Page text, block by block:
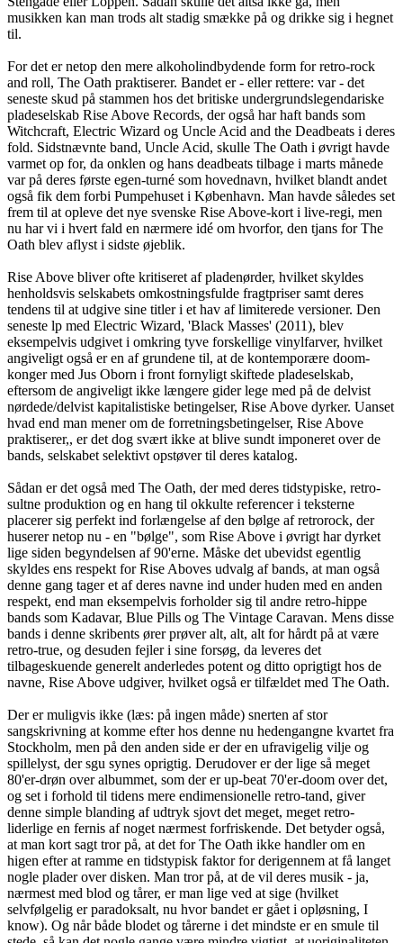
musikken kan man trods alt stadig smække på og drikke sig i hegnet
til.
For det er netop den mere alkoholindbydende form for retro-rock
and roll, The Oath praktiserer. Bandet er - eller rettere: var - det
seneste skud på stammen hos det britiske undergrundslegendariske
pladeselskab Rise Above Records, der også har haft bands som
Witchcraft, Electric Wizard og Uncle Acid and the Deadbeats i deres
fold. Sidstnævnte band, Uncle Acid, skulle The Oath i øvrigt havde
varmet op for, da onklen og hans deadbeats tilbage i marts månede
var på deres første egen-turné som hovednavn, hvilket blandt andet
også fik dem forbi Pumpehuset i København. Man havde således set
frem til at opleve det nye svenske Rise Above-kort i live-regi, men
nu har vi i hvert fald en nærmere idé om hvorfor, den tjans for The
Oath blev aflyst i sidste øjeblik.
Rise Above bliver ofte kritiseret af pladenørder, hvilket skyldes
henholdsvis selskabets omkostningsfulde fragtpriser samt deres
tendens til at udgive sine titler i et hav af limiterede versioner. Den
seneste lp med Electric Wizard, 'Black Masses' (2011), blev
eksempelvis udgivet i omkring tyve forskellige vinylfarver, hvilket
angiveligt også er en af grundene til, at de kontemporære doom-
konger med Jus Oborn i front fornyligt skiftede pladeselskab,
eftersom de angiveligt ikke længere gider lege med på de delvist
nørdede/delvist kapitalistiske betingelser, Rise Above dyrker. Uanset
hvad end man mener om de forretningsbetingelser, Rise Above
praktiserer,, er det dog svært ikke at blive sundt imponeret over de
bands, selskabet selektivt opstøver til deres katalog.
Sådan er det også med The Oath, der med deres tidstypiske, retro-
sultne produktion og en hang til okkulte referencer i teksterne
placerer sig perfekt ind forlængelse af den bølge af retrorock, der
huserer netop nu - en "bølge", som Rise Above i øvrigt har dyrket
lige siden begyndelsen af 90'erne. Måske det ubevidst egentlig
skyldes ens respekt for Rise Aboves udvalg af bands, at man også
denne gang tager et af deres navne ind under huden med en anden
respekt, end man eksempelvis forholder sig til andre retro-hippe
bands som Kadavar, Blue Pills og The Vintage Caravan. Mens disse
bands i denne skribents ører prøver alt, alt, alt for hårdt på at være
retro-true, og desuden fejler i sine forsøg, da leveres det
tilbageskuende generelt anderledes potent og ditto oprigtigt hos de
navne, Rise Above udgiver, hvilket også er tilfældet med The Oath.
Der er muligvis ikke (læs: på ingen måde) snerten af stor
sangskrivning at komme efter hos denne nu hedengangne kvartet fra
Stockholm, men på den anden side er der en ufravigelig vilje og
spillelyst, der sgu synes oprigtig. Derudover er der lige så meget
80'er-drøn over albummet, som der er up-beat 70'er-doom over det,
og set i forhold til tidens mere endimensionelle retro-tand, giver
denne simple blanding af udtryk sjovt det meget, meget retro-
liderlige en fernis af noget nærmest forfriskende. Det betyder også,
at man kort sagt tror på, at det for The Oath ikke handler om en
higen efter at ramme en tidstypisk faktor for derigennem at få langet
nogle plader over disken. Man tror på, at de vil deres musik - ja,
nærmest med blod og tårer, er man lige ved at sige (hvilket
selvfølgelig er paradoksalt, nu hvor bandet er gået i opløsning, I
know). Og når både blodet og tårerne i det mindste er en smule til